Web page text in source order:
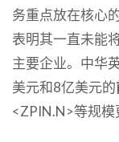
务重点放在核心
表明其一直未能
主要企业。中华
美元和8亿美元的
<ZPIN.N>等规模